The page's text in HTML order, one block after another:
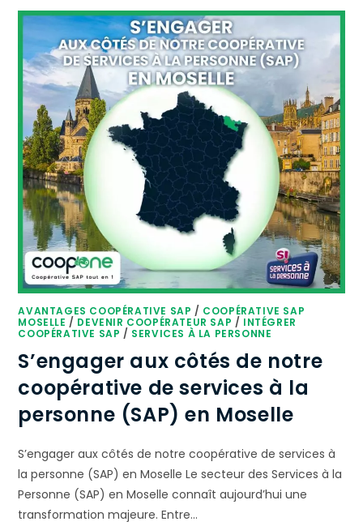
AVANTAGES COOPÉRATIVE SAP / COOPÉRATIVE SAP
MOSELLE / DEVENIR COOPÉRATEUR SAP / INTÉGRER
COOPÉRATIVE SAP / SERVICES À LA PERSONNE
S’engager aux côtés de notre
coopérative de services à la
personne (SAP) en Moselle
S’engager aux côtés de notre coopérative de services à
la personne (SAP) en Moselle Le secteur des Services à la
Personne (SAP) en Moselle connaît aujourd’hui une
transformation majeure. Entre…